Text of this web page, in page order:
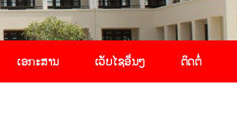
ເອກະສານ ເວັບໄຊອື່ນໆ ຕິດຕໍ່